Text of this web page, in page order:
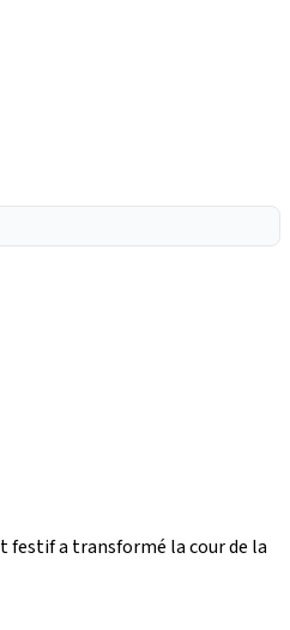
festif a transformé la cour de la